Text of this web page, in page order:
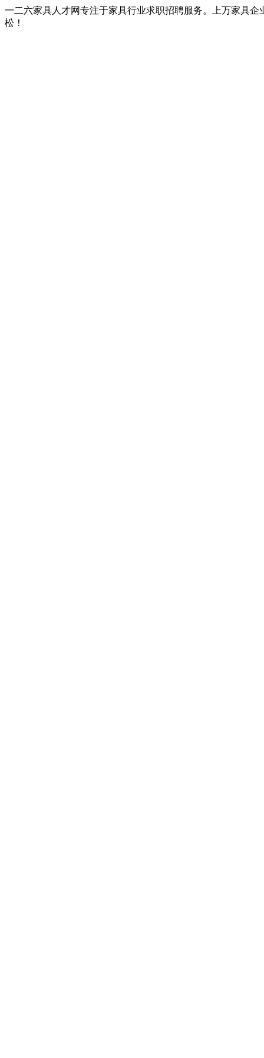
一二六家具人才网专注于家具行业求职招聘服务。上万家具
松！